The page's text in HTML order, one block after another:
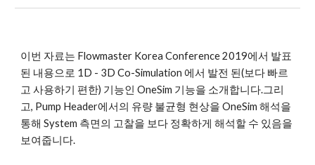
이번 자료는 Flowmaster Korea Conference 2019에서 발표
된 내용으로 1D - 3D Co-Simulation 에서 발전 된(보다 빠르
고 사용하기 편한) 기능인 OneSim 기능을 소개합니다.그리
고, Pump Header에서의 유량 불균형 현상을 OneSim 해석을
통해 System 측면의 고찰을 보다 정확하게 해석할 수 있음을
보여줍니다.